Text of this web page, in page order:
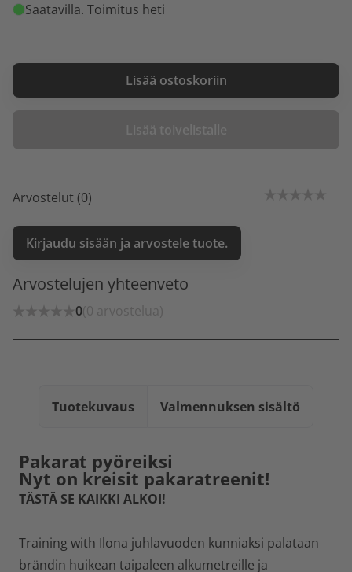
Saatavilla. Toimitus heti
Lisää ostoskoriin
Lisää toivelistalle
Arvostelut (0)
Kirjaudu sisään ja arvostele tuote.
Arvostelujen yhteenveto
0(0 arvostelua)
Tuotekuvaus Valmennuksen sisältö
Pakarat pyöreiksi
Nyt on kreisit pakaratreenit!
TÄSTÄ SE KAIKKI ALKOI!
Training with Ilona juhlavuoden kunniaksi palataan
brändin huikean taipaleen alkumetreille ja